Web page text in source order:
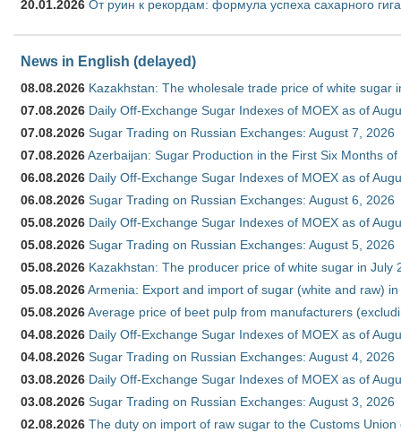
20.01.2026 От руин к рекордам: формула успеха сахарного
News in English (delayed)
08.08.2026 Kazakhstan: The wholesale trade price of white sugar
07.08.2026 Daily Off-Exchange Sugar Indexes of MOEX as of
07.08.2026 Sugar Trading on Russian Exchanges: August 7, 2026
07.08.2026Azerbaijan: Sugar Production in the First Six Months of
06.08.2026 Daily Off-Exchange Sugar Indexes of MOEX as of
06.08.2026 Sugar Trading on Russian Exchanges: August 6, 2026
05.08.2026 Daily Off-Exchange Sugar Indexes of MOEX as of
05.08.2026 Sugar Trading on Russian Exchanges: August 5, 2026
05.08.2026 Kazakhstan: The producer price of white sugar in July
05.08.2026Armenia: Export and import of sugar (white and raw)
05.08.2026Average price of beet pulp from manufacturers
04.08.2026 Daily Off-Exchange Sugar Indexes of MOEX as of
04.08.2026 Sugar Trading on Russian Exchanges: August 4, 2026
03.08.2026 Daily Off-Exchange Sugar Indexes of MOEX as of
03.08.2026 Sugar Trading on Russian Exchanges: August 3, 2026
02.08.2026 The duty on import of raw sugar to the Customs